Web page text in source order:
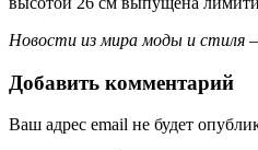
Новости из мира моды и стиля
Добавить комментарий
Ваш адрес email не будет